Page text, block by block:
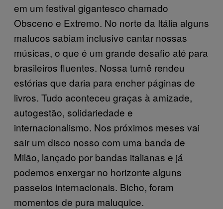
em um festival gigantesco chamado
Obsceno e Extremo. No norte da Itália alguns
malucos sabiam inclusive cantar nossas
músicas, o que é um grande desafio até para
brasileiros fluentes. Nossa turnê rendeu
estórias que daria para encher páginas de
livros. Tudo aconteceu graças à amizade,
autogestão, solidariedade e
internacionalismo. Nos próximos meses vai
sair um disco nosso com uma banda de
Milão, lançado por bandas italianas e já
podemos enxergar no horizonte alguns
passeios internacionais. Bicho, foram
momentos de pura maluquice.